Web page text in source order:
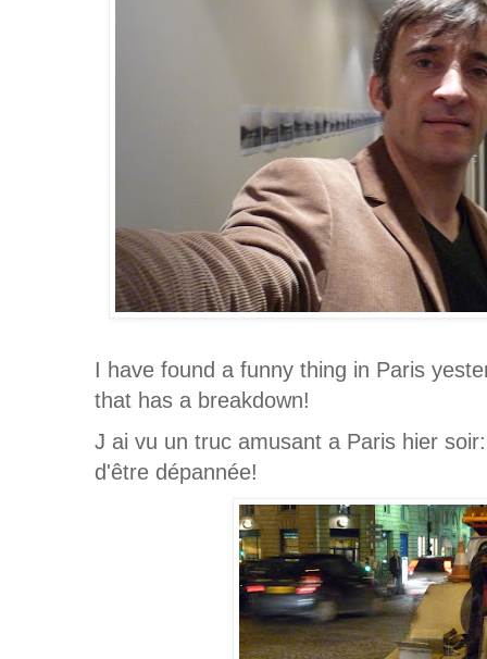
I have found a funny thing in Paris
that has a breakdown!
J ai vu un truc amusant a Paris hier
d'être dépannée!